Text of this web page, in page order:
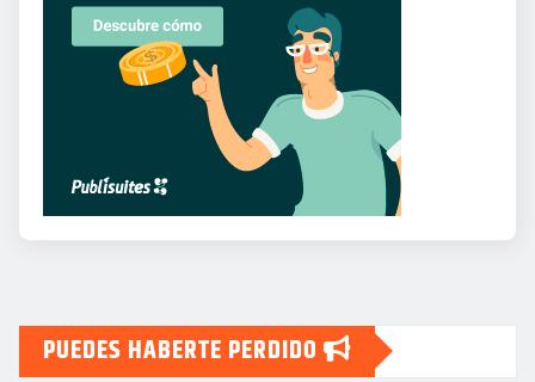
PUEDES HABERTE PERDIDO